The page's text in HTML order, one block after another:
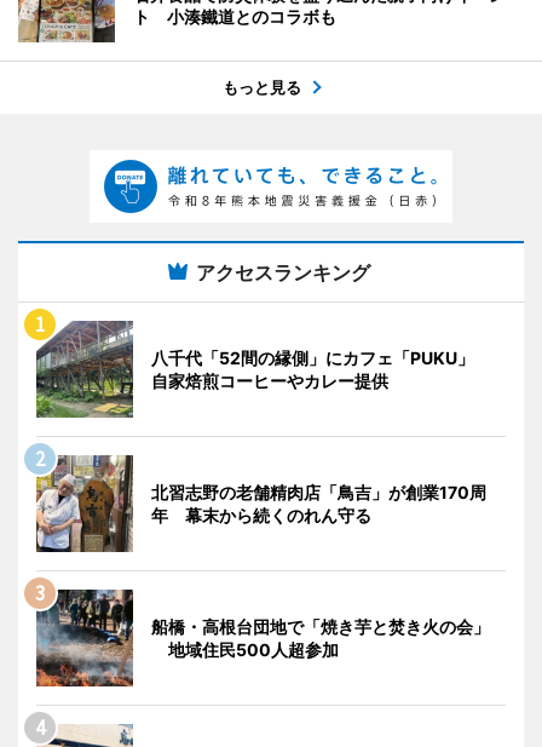
ト 小湊鐵道とのコラボも
もっと見る
アクセスランキング
八千代「52間の縁側」にカフェ「PUKU」
自家焙煎コーヒーやカレー提供
北習志野の老舗精肉店「鳥吉」が創業170周
年 幕末から続くのれん守る
船橋・高根台団地で「焼き芋と焚き火の会」
地域住民500人超参加